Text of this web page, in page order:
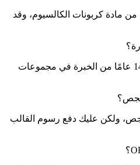
مادة كربونات الكالسيوم، وقد
ج: نحن الشركة المصنعة، لدينا 14 عامًا من الخبرة في مجموعات
ولكن عليك دفع رسوم القالب